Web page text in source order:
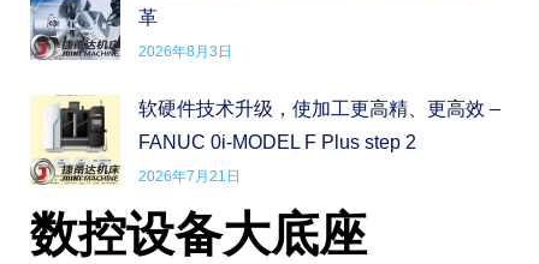
革
2026年8月3日
软硬件技术升级，使加工更高精、更高效 –
FANUC 0i-MODEL F Plus step 2
2026年7月21日
数控设备大底座